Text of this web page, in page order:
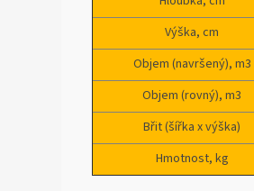
Výška, cm
Objem (navršený), m3
Objem (rovný), m3
Břit (šířka x výška)
Hmotnost, kg